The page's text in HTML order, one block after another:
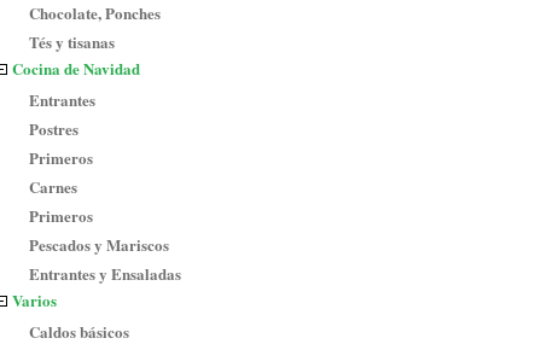
Chocolate, Ponches
Tés y tisanas
Cocina de Navidad
Entrantes
Postres
Primeros
Carnes
Primeros
Pescados y Mariscos
Entrantes y Ensaladas
Varios
Caldos básicos